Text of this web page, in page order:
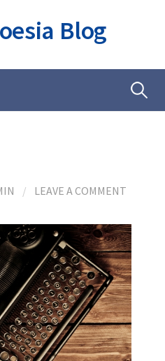
Blog
Ricerca
/ LEAVE A COMMENT